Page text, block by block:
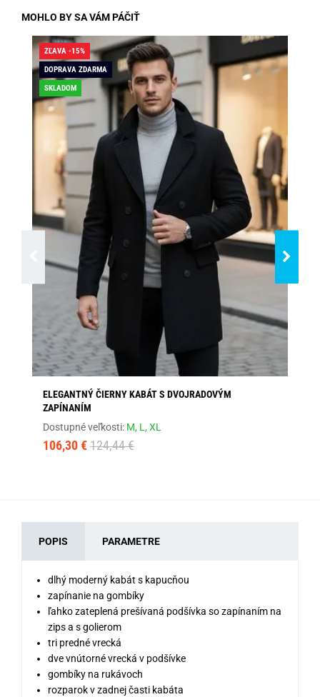
MOHLO BY SA VÁM PÁČIŤ
ZĽAVA -15%
DOPRAVA ZDARMA
SKLADOM
ELEGANTNÝ ČIERNY KABÁT S DVOJRADOVÝM
ZAPÍNANÍM
Dostupné veľkosti: M, L,XL
106,30 € 124,44 €
POPIS PARAMETRE
dlhý moderný kabát s kapucňou
zapínanie na gombíky
ľahko zateplená prešívaná podšívka so zapínaním na
zips a s golierom
tri predné vrecká
dve vnútorné vrecká v podšívke
gombíky na rukávoch
rozparok v zadnej časti kabáta